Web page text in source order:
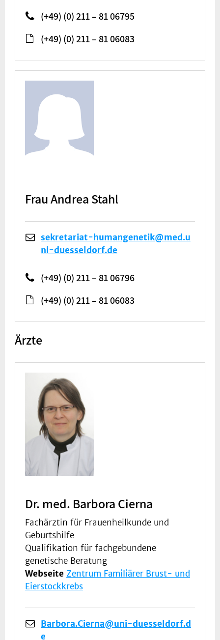
(+49) (0) 211 – 81 06795
(+49) (0) 211 – 81 06083
Frau Andrea Stahl
sekretariat-humangenetik@med.u
ni-duesseldorf.de
(+49) (0) 211 – 81 06796
(+49) (0) 211 – 81 06083
Ärzte
Dr. med. Barbora Cierna
Fachärztin für Frauenheilkunde und
Geburtshilfe
Qualifikation für fachgebundene
genetische Beratung
Webseite Zentrum Familiärer Brust- und
Eierstockkrebs
Barbora.Cierna@uni-duesseldorf.d
e